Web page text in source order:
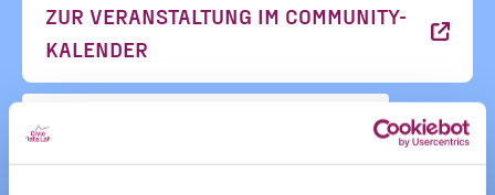
ZUR VERANSTALTUNG IM COMMUNITY-
KALENDER
ZUM KALENDER HINZUFÜGEN
des CDL